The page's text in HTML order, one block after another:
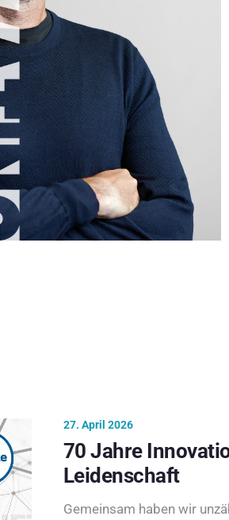
27. April 2026
70 Jahre
Leidenschaft
Gemeinsam haben wir